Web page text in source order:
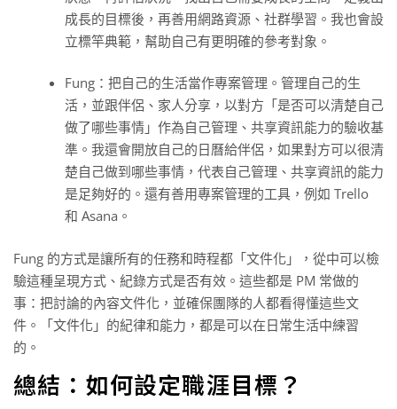
成長的目標後，再善用網路資源、社群學習。我也會設
立標竿典範，幫助自己有更明確的參考對象。
Fung：把自己的生活當作專案管理。管理自己的生
活，並跟伴侶、家人分享，以對方「是否可以清楚自己
做了哪些事情」作為自己管理、共享資訊能力的驗收基
準。我還會開放自己的日曆給伴侶，如果對方可以很清
楚自己做到哪些事情，代表自己管理、共享資訊的能力
是足夠好的。還有善用專案管理的工具，例如 Trello
和 Asana。
Fung 的方式是讓所有的任務和時程都「文件化」，從中可以檢
驗這種呈現方式、紀錄方式是否有效。這些都是 PM 常做的
事：把討論的內容文件化，並確保團隊的人都看得懂這些文
件。「文件化」的紀律和能力，都是可以在日常生活中練習
的。
總結：如何設定職涯目標？